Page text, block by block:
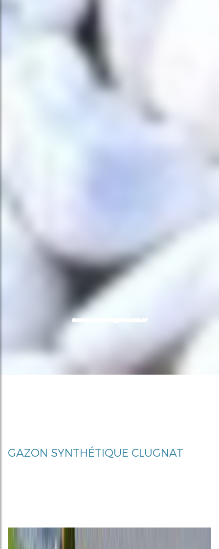
GAZON SYNTHÉTIQUE CLUGNAT
GAZON SYNTHÉTIQUE CLUGNAT